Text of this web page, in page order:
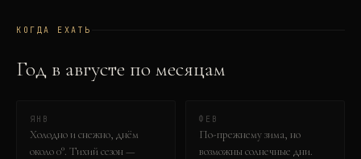
КОГДА ЕХАТЬ
Год в августе по месяцам
ЯНВ
Холодно и снежно, днём
около 0°. Тихий сезон —
ФЕВ
По-прежнему зима, но
возможны солнечные дни.